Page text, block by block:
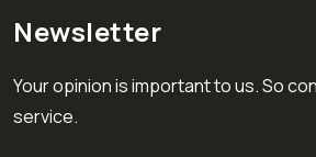
Newsletter
Your opinion is important to us. So
service.